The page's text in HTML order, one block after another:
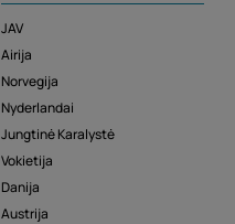
JAV
Airija
Norvegija
Nyderlandai
Jungtinė Karalystė
Vokietija
Danija
Austrija